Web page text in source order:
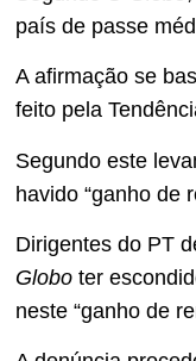
país de passe
A afirmação se
feito pela
Segundo este
havido “ganho de
Dirigentes do PT
Globo ter
neste “ganho de